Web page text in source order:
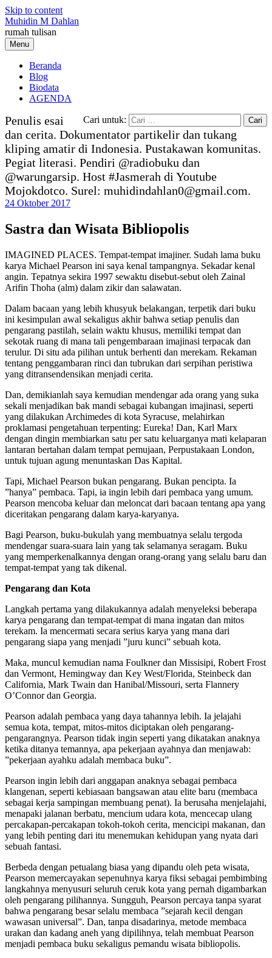
Skip to content
Muhidin M Dahlan
rumah tulisan
Menu
Beranda
Blog
Biodata
AGENDA
Cari untuk:
Penulis esai
dan cerita. Dokumentator partikelir dan tukang
kliping amatir di Indonesia. Pustakawan komunitas.
Pegiat literasi. Pendiri @radiobuku dan
@warungarsip. Host #Jasmerah di Youtube
Mojokdotco. Surel: muhidindahlan0@gmail.com.
24 Oktober 2017
Sastra dan Wisata Bibliopolis
IMAGINED PLACES. Tempat-tempat imajiner. Sudah lama buku
karya Michael Pearson ini saya kenal tampangnya. Sekadar kenal
angin. Tepatnya sekira 1997 sewaktu disebut-sebut oleh Zainal
Arifin Thoha (alm) dalam zikir dan salawatan.
Dalam bacaan yang lebih khusyuk belakangan, terpetik dari buku
ini kesimpulan awal sekaligus akhir bahwa setiap penulis dan
pengarang pastilah, selain waktu khusus, memiliki tempat dan
sekotak ruang di mana tali pengembaraan imajinasi terpacak dan
terulur. Di situ ada pilihan untuk berhenti dan merekam. Rekaman
tentang penggambaran rinci dan tubrukan dari serpihan peristiwa
yang ditransendensikan menjadi cerita.
Dan, demikianlah saya kemudian mendengar ada orang yang suka
sekali menjadikan bak mandi sebagai kubangan imajinasi, seperti
yang dilakukan Archimedes di kota Syracuse, melahirkan
proklamasi pengetahuan terpenting: Eureka! Dan, Karl Marx
dengan dingin membiarkan satu per satu keluarganya mati kelaparan
lantaran bertahan dalam tempat pemujaan, Perpustakaan London,
untuk tujuan agung menuntaskan Das Kapital.
Tapi, Michael Pearson bukan pengarang. Bukan pencipta. Ia
”hanya” pembaca. Tapi, ia ingin lebih dari pembaca yang umum.
Pearson mencoba keluar dan meloncat dari bacaan tentang apa yang
diceritakan pengarang dalam karya-karyanya.
Bagi Pearson, buku-bukulah yang membuatnya selalu tergoda
mendengar suara-suara lain yang tak selamanya seragam. Buku
yang memperkenalkannya dengan orang-orang yang selalu baru dan
tempat-tempat yang tak dikenal.
Pengarang dan Kota
Langkah pertama yang dilakukannya adalah menyeleksi beberapa
karya pengarang dan tempat-tempat di mana ingatan dan mitos
terekam. Ia mencermati secara serius karya yang mana dari
pengarang siapa yang menjadi ”juru kunci” sebuah kota.
Maka, muncul kemudian nama Foulkner dan Missisipi, Robert Frost
dan Vermont, Hemingway dan Key West/Florida, Steinbeck dan
California, Mark Twain dan Hanibal/Missouri, serta Flannery
O’Connor dan Georgia.
Pearson adalah pembaca yang daya tahannya lebih. Ia jelajahi
semua kota, tempat, mitos-mitos diciptakan oleh pengarang-
pengarangnya. Pearson tidak ingin seperti yang dikatakan anaknya
ketika ditanya temannya, apa pekerjaan ayahnya dan menjawab:
”pekerjaan ayahku adalah membaca buku”.
Pearson ingin lebih dari anggapan anaknya sebagai pembaca
klangenan, seperti kebiasaan bangsawan atau elite baru (membaca
sebagai kerja sampingan membuang penat). Ia berusaha menjelajahi,
menapaki jalanan berbatu, mencium udara kota, mencecap ulang
percakapan-percakapan tokoh-tokoh cerita, mencicipi makanan, dan
yang lebih penting dari itu menemukan kehidupan yang nyata dari
sebuah fantasi.
Berbeda dengan petualang biasa yang dipandu oleh peta wisata,
Pearson memercayakan sepenuhnya karya fiksi sebagai pembimbing
langkahnya menyusuri seluruh ceruk kota yang pernah digambarkan
oleh pengarang pilihannya. Sungguh, Pearson percaya tanpa syarat
bahwa pengarang besar selalu membaca ”sejarah kecil dengan
wawasan universal”. Dan, tanpa disadarinya, metode membaca
urakan dan kadang aneh yang dipilihnya, telah membuat Pearson
menjadi pembaca buku sekaligus pemandu wisata bibliopolis.